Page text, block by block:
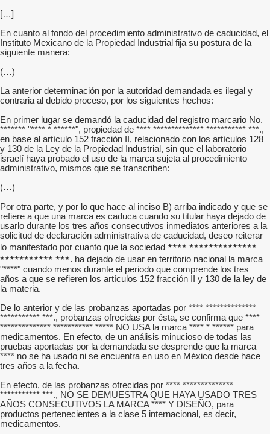
[…]
En cuanto al fondo del procedimiento administrativo de caducidad, el
Instituto Mexicano de la Propiedad Industrial fija su postura de la
siguiente manera:
(…)
La anterior determinación por la autoridad demandada es ilegal y
contraria al debido proceso, por los siguientes hechos:
En primer lugar se demandó la caducidad del registro marcario No.
******* "**** * ******", propiedad de **** ************** *********** ***.,
en base al artículo 152 fracción II, relacionado con los artículos 128
y 130 de la Ley de la Propiedad Industrial, sin que el laboratorio
israelí haya probado el uso de la marca sujeta al procedimiento
administrativo, mismos que se transcriben:
(…)
Por otra parte, y por lo que hace al inciso B) arriba indicado y que se
refiere a que una marca es caduca cuando su titular haya dejado de
usarlo durante los tres años consecutivos inmediatos anteriores a la
solicitud de declaración administrativa de caducidad, deseo reiterar
lo manifestado por cuanto que la sociedad **** **************
*********** ***. ha dejado de usar en territorio nacional la marca
"****" cuando menos durante el periodo que comprende los tres
años a que se refieren los artículos 152 fracción II y 130 de la ley de
la materia.
De lo anterior y de las probanzas aportadas por **** **************
*********** ***., probanzas ofrecidas por ésta, se confirma que ****
************** *********** ***** NO USA la marca **** * ****** para
medicamentos. En efecto, de un análisis minucioso de todas las
pruebas aportadas por la demandada se desprende que la marca
**** no se ha usado ni se encuentra en uso en México desde hace
tres años a la fecha.
En efecto, de las probanzas ofrecidas por **** **************
*********** ***., NO SE DEMUESTRA QUE HAYA USADO TRES
AÑOS CONSECUTIVOS LA MARCA **** Y DISEÑO, para
productos pertenecientes a la clase 5 internacional, es decir,
medicamentos.